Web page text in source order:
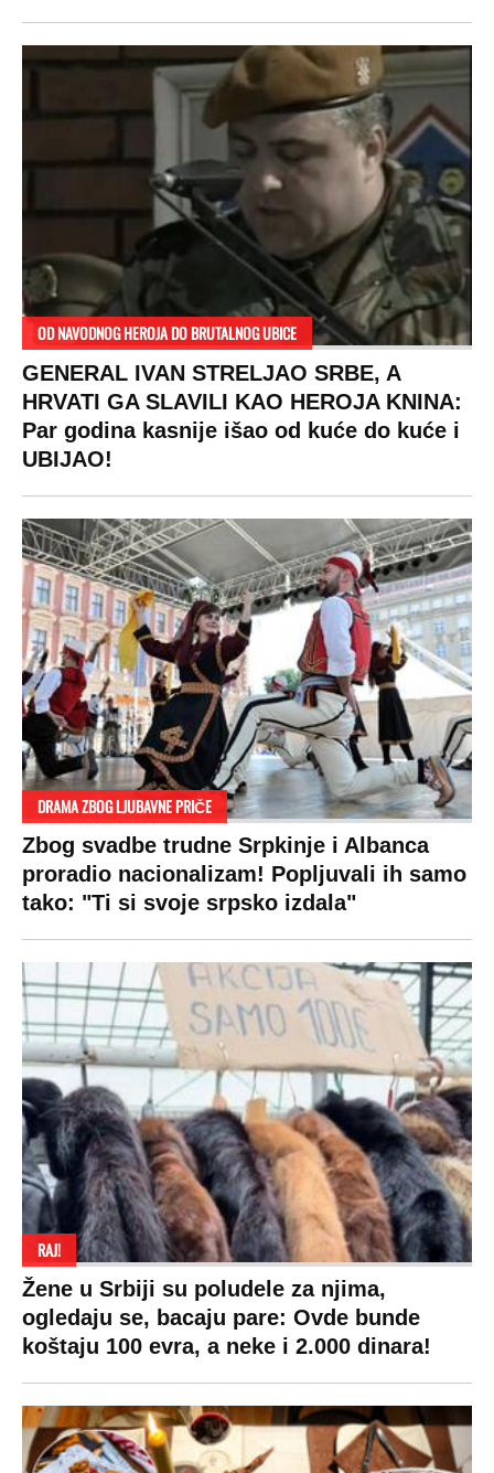
OD NAVODNOG HEROJA DO BRUTALNOG UBICE
GENERAL IVAN STRELJAO SRBE, A
HRVATI GA SLAVILI KAO HEROJA KNINA:
Par godina kasnije išao od kuće do kuće i
UBIJAO!
DRAMA ZBOG LJUBAVNE PRIČE
Zbog svadbe trudne Srpkinje i Albanca
proradio nacionalizam! Popljuvali ih samo
tako: "Ti si svoje srpsko izdala"
RAJ!
Žene u Srbiji su poludele za njima,
ogledaju se, bacaju pare: Ovde bunde
koštaju 100 evra, a neke i 2.000 dinara!